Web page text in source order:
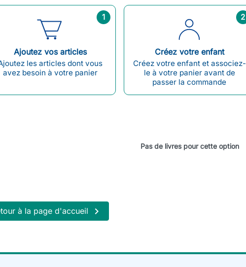
1
Ajoutez vos articles
les articles dont vous
avez besoin à votre panier
2
Créez votre enfant
Créez votre enfant et associez-
le à votre panier avant de
passer la commande
Pas de livres pour cette option
à la page d'accueil 